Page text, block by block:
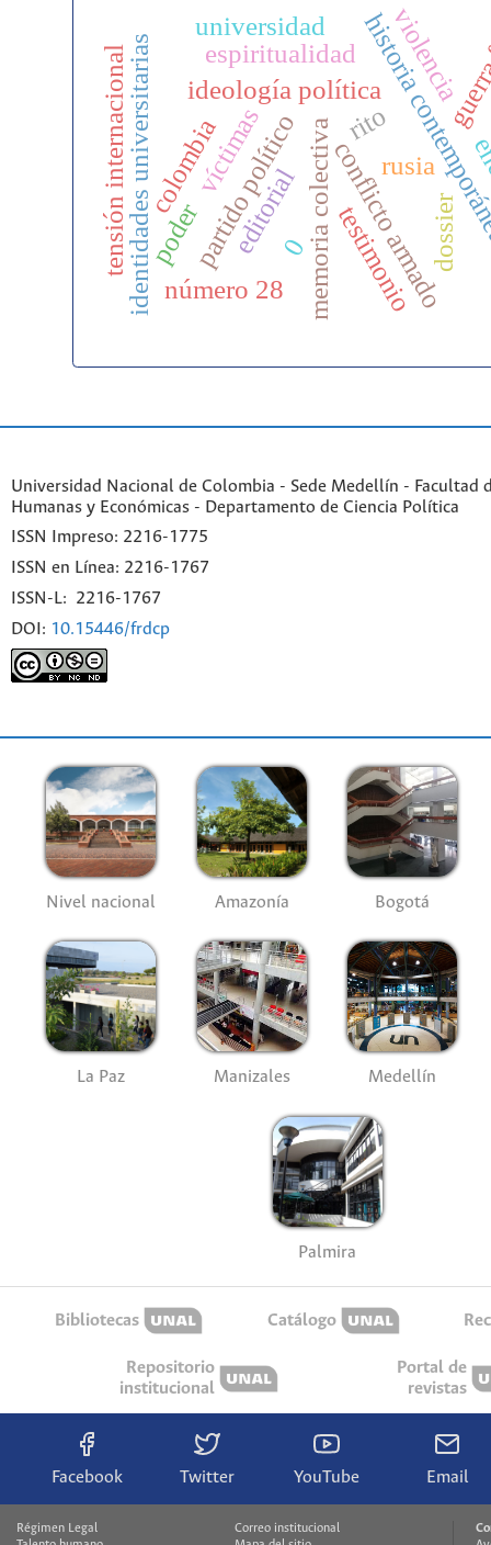
dossier
conflicto armado
memoria colectivahistoria
ideología política
partido político
editorial
número 28
0
espiritualidad
rito
víctimas
universidad
identidades universitarias violencia
testimonio
colombia
poder
tensión internacional rusia
Universidad Nacional de Colombia - Sede Medellín - Facultad
Humanas y Económicas - Departamento de Ciencia Política
ISSN Impreso: 2216-1775
ISSN en Línea: 2216-1767
ISSN-L: 2216-1767
DOI: 10.15446/frdcp
Nivel nacional Amazonía Bogotá
La Paz Manizales Medellín
Palmira
Bibliotecas Catálogo
Repositorio
institucional
Portal de
revistas
Facebook Twitter YouTube Email
Régimen Legal
Correo institucional